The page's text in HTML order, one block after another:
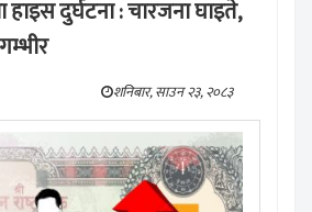
हाइस दुर्घटना : चारजना घाइते,
शनिबार, साउन २३, २०८३